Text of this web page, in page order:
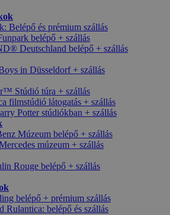
Belépő és prémium szállás
belépő + szállás
Deutschland belépő + szállás
in Düsseldorf + szállás
Stúdió túra + szállás
filmstúdió látogatás + szállás
Potter stúdiókban + szállás
Múzeum belépő + szállás
múzeum + szállás
Rouge belépő + szállás
belépő + prémium szállás
Rulantica: belépő és szállás